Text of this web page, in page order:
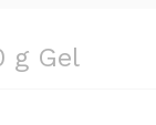
g Gel